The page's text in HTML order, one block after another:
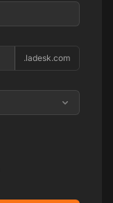
.ladesk.com